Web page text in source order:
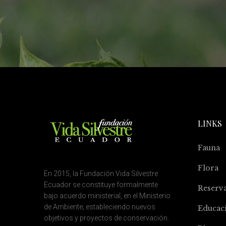
En 2015, la Fundación Vida Silvestre
Ecuador se constituye formalmente
bajo acuerdo ministerial, en el Ministerio
de Ambiente; estableciendo nuevos
objetivos y proyectos de conservación.
LINKS
Fauna
Flora